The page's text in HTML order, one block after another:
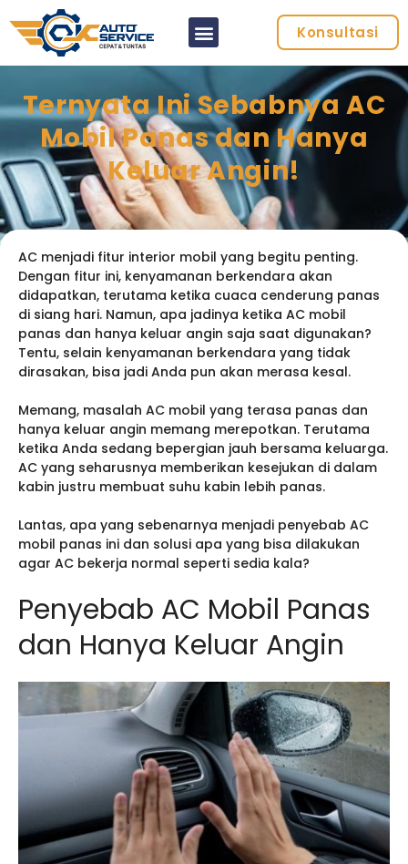
Konsultasi
Ternyata Ini Sebabnya AC
Mobil Panas dan Hanya
Keluar Angin!
AC menjadi fitur interior mobil yang begitu penting.
Dengan fitur ini, kenyamanan berkendara akan
didapatkan, terutama ketika cuaca cenderung panas
di siang hari. Namun, apa jadinya ketika AC mobil
panas dan hanya keluar angin saja saat digunakan?
Tentu, selain kenyamanan berkendara yang tidak
dirasakan, bisa jadi Anda pun akan merasa kesal.
Memang, masalah AC mobil yang terasa panas dan
hanya keluar angin memang merepotkan. Terutama
ketika Anda sedang bepergian jauh bersama keluarga.
AC yang seharusnya memberikan kesejukan di dalam
kabin justru membuat suhu kabin lebih panas.
Lantas, apa yang sebenarnya menjadi penyebab AC
mobil panas ini dan solusi apa yang bisa dilakukan
agar AC bekerja normal seperti sedia kala?
Penyebab AC Mobil Panas
dan Hanya Keluar Angin